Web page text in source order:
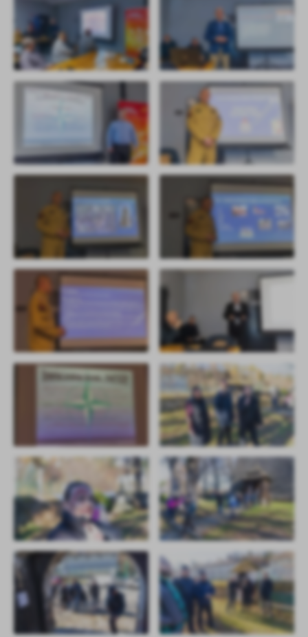
promocyjne mogą pojawić się na stronach podmiotów trzecich lub
firm będących naszymi partnerami oraz innych dostawców usług.
Firmy te działają w charakterze pośredników prezentujących nasze
treści w postaci wiadomości, ofert, komunikatów mediów
społecznościowych.